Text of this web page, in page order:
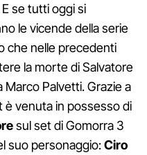
se tutti oggi si
le vicende della serie
che nelle precedenti
la morte di Salvatore
Palvetti. Grazie a
è venuta in possesso di
sul set di Gomorra 3
suo personaggio:Ciro